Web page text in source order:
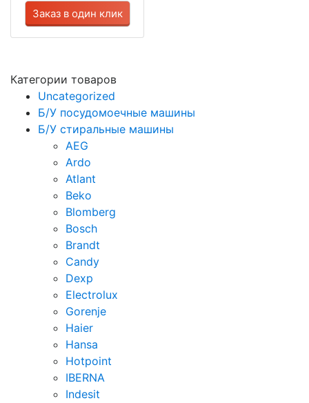
Заказ в один клик
Категории товаров
Uncategorized
Б/У посудомоечные машины
Б/У стиральные машины
AEG
Ardo
Atlant
Beko
Blomberg
Bosch
Brandt
Candy
Dexp
Electrolux
Gorenje
Haier
Hansa
Hotpoint
IBERNA
Indesit